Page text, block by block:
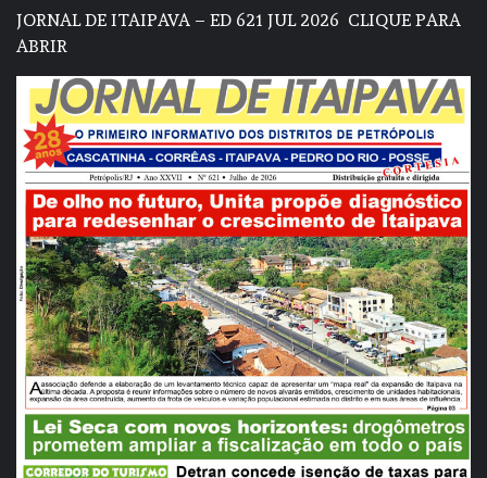
JORNAL DE ITAIPAVA – ED 621 JUL 2026 CLIQUE PARA
ABRIR